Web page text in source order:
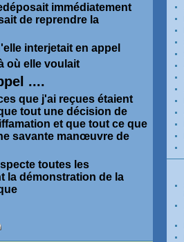
immédiatement
de reprendre la
interjetait en appel
où elle voulait
....
que j'ai reçues étaient
tout une décision de
et que tout ce que
savante manœuvre de
toutes les
la démonstration de la